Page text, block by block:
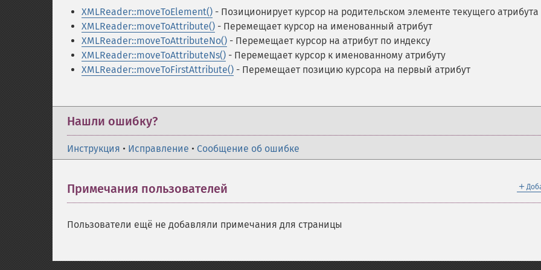
XMLReader::moveToElement() - Позиционирует курсор на родительском элементе текущего атрибута
XMLReader::moveToAttribute() - Перемещает курсор на именованный атрибут
XMLReader::moveToAttributeNo() - Перемещает курсор на атрибут по индексу
XMLReader::moveToAttributeNs() - Перемещает курсор к именованному атрибуту
XMLReader::moveToFirstAttribute() - Перемещает позицию курсора на первый атрибут
Нашли ошибку?
Инструкция • Исправление • Сообщение об ошибке
＋
Примечания пользователей
Пользователи ещё не добавляли примечания для страницы